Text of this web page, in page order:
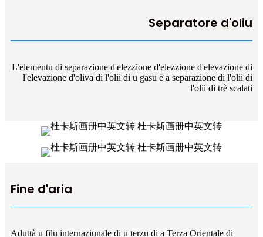
Separatore d'oliu
L'elementu di separazione d'elezzione d'elezzione d'elevazione di
l'elevazione d'oliva di l'olii di u gasu è a separazione di l'olii di
l'olii di trè scalati
Fine d'aria
Aduttà u filu internaziunale di u terzu di a Terza Orientale di